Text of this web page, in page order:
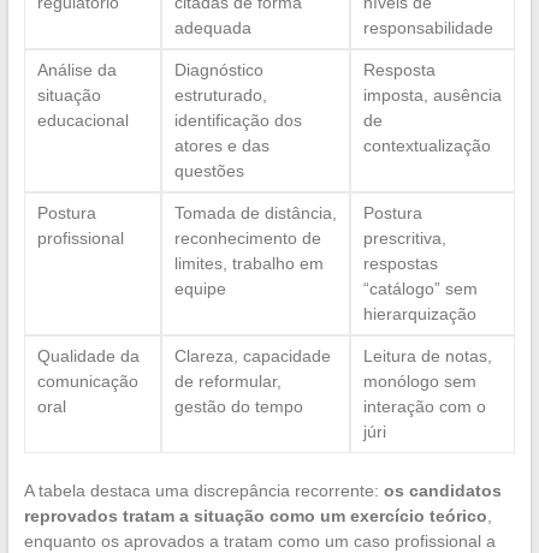
adequada
responsabilidade
Análise da
situação
educacional
Diagnóstico
estruturado,
identificação dos
atores e das
questões
Resposta
imposta, ausência
de
contextualização
Postura
profissional
Tomada de distância,
reconhecimento de
limites, trabalho em
equipe
Postura
prescritiva,
respostas
“catálogo” sem
hierarquização
Qualidade da
comunicação
oral
Clareza, capacidade
de reformular,
gestão do tempo
Leitura de notas,
monólogo sem
interação com o
júri
A tabela destaca uma discrepância recorrente: os candidatos
reprovados tratam a situação como um exercício teórico,
enquanto os aprovados a tratam como um caso profissional a